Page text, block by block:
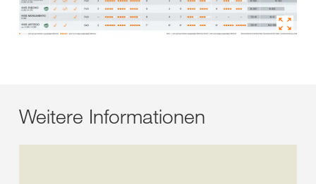
Weitere Informationen